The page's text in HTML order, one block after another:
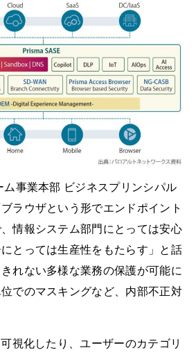
ム事業本部 ビジネスプリンシパル
ラウザという形でエンドポイント
情報システム部門にとっては安心
とっては生産性をもたらす」と話
れない多様な業務の保護が可能に
でのマスキングなど、内部不正対
視化したり、ユーザーのカテゴリ